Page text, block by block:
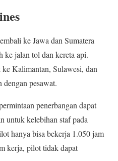
ke Jawa dan Sumatera
ke jalan tol dan kereta api.
Kalimantan, Sulawesi, dan
pesawat.
penerbangan dapat
untuk kelebihan staf pada
hanya bisa bekerja 1.050 jam
kerja, pilot tidak dapat